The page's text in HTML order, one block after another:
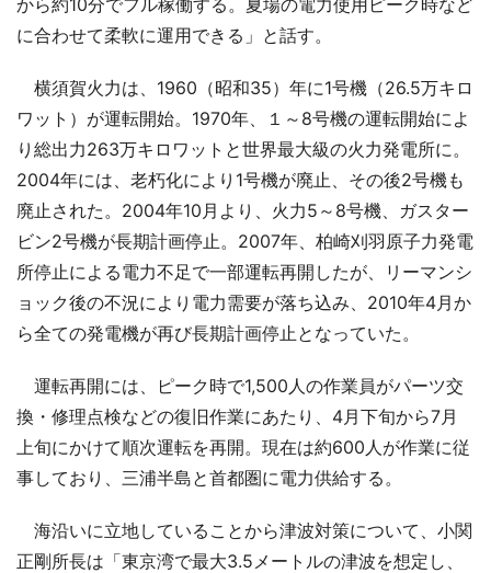
に合わせて柔軟に運用できる」と話す。
横須賀火力は、1960（昭和35）年に1号機（26.5万キロ
ワット）が運転開始。1970年、１～8号機の運転開始によ
り総出力263万キロワットと世界最大級の火力発電所に。
2004年には、老朽化により1号機が廃止、その後2号機も
廃止された。2004年10月より、火力5～8号機、ガスター
ビン2号機が長期計画停止。2007年、柏崎刈羽原子力発電
所停止による電力不足で一部運転再開したが、リーマンシ
ョック後の不況により電力需要が落ち込み、2010年4月か
ら全ての発電機が再び長期計画停止となっていた。
運転再開には、ピーク時で1,500人の作業員がパーツ交
換・修理点検などの復旧作業にあたり、4月下旬から7月
上旬にかけて順次運転を再開。現在は約600人が作業に従
事しており、三浦半島と首都圏に電力供給する。
海沿いに立地していることから津波対策について、小関
正剛所長は「東京湾で最大3.5メートルの津波を想定し、